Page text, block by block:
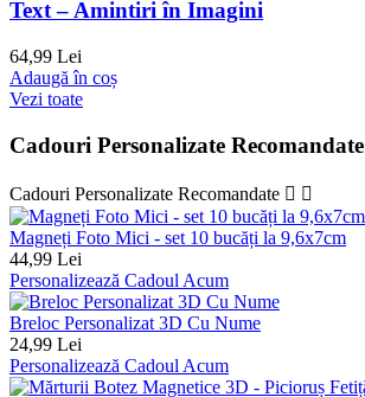
Text – Amintiri în Imagini
64,99 Lei
Adaugă în coș
Vezi toate
Cadouri Personalizate Recomandate
Cadouri Personalizate Recomandate  
Magneți Foto Mici - set 10 bucăți la 9,6x7cm
44,99 Lei
Personalizează Cadoul Acum
Breloc Personalizat 3D Cu Nume
24,99 Lei
Personalizează Cadoul Acum